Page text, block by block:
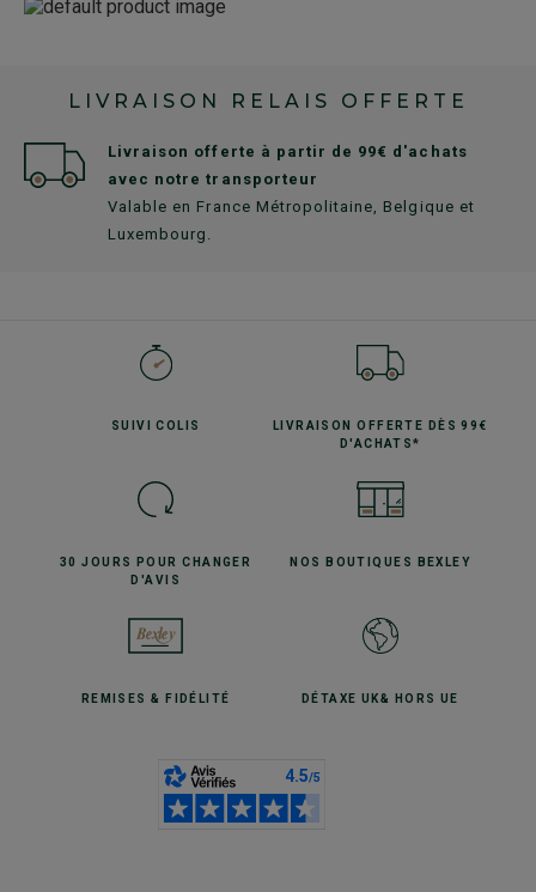
LIVRAISON RELAIS OFFERTE
Livraison offerte à partir de 99€ d'achats
avec notre transporteur
Valable en France Métropolitaine, Belgique et
Luxembourg.
SUIVICOLIS LIVRAISON OFFERTE
DÈS 99€
D'ACHATS*
30 JOURS POURCHANGER
D'AVIS
NOS BOUTIQUES BEXLEY
REMISES& FIDÉLITÉ DÉTAXE UK& HORS UE